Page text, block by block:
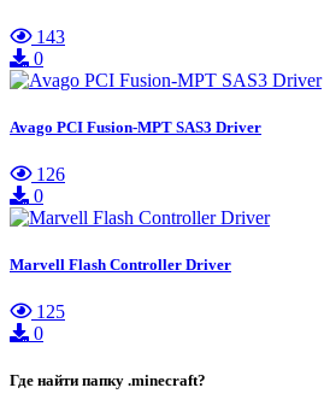
143
0
Avago PCI Fusion-MPT SAS3 Driver
126
0
Marvell Flash Controller Driver
125
0
Где найти папку .minecraft?